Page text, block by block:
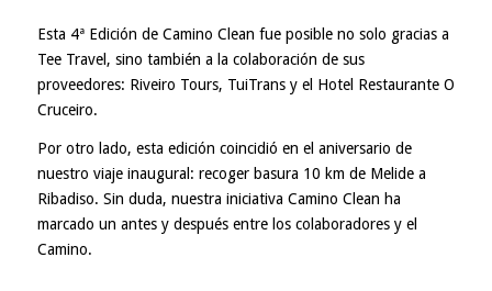
Esta 4ª Edición de Camino Clean fue posible no solo gracias a
Tee Travel, sino también a la colaboración de sus
proveedores: Riveiro Tours, TuiTrans y el Hotel Restaurante O
Cruceiro.
Por otro lado, esta edición coincidió en el aniversario de
nuestro viaje inaugural: recoger basura 10 km de Melide a
Ribadiso. Sin duda, nuestra iniciativa Camino Clean ha
marcado un antes y después entre los colaboradores y el
Camino.